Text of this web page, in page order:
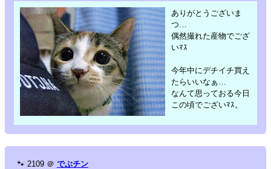
ありがとうございま
つ…
偶然撮れた産物でござ
いﾏｽ
今年中にデチイチ買え
たらいいなぁ…
なんて思っておる今日
この頃でございﾏｽ。
🐾 2109 ＠ でぶチン